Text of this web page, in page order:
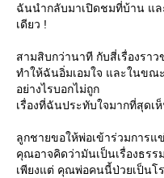
ฉันนำกลับมาเปิดชมที่บ้าน แ
เดียว !
สามสิบกว่านาที กับสี่เรื่องรา
ทำให้ฉันอิ่มเอมใจ และในขณ
อย่างไรบอกไม่ถูก
เรื่องที่ฉันประทับใจมากที่สุดเ
ลูกชายขอให้พ่อเข้าร่วมการแ
คุณอาจคิดว่ามันเป็นเรื่องธร
เพียงแต่ คุณพ่อคนนี้ป่วยเป็นโ